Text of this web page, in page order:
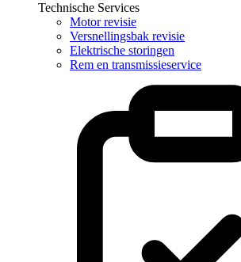
Technische Services
Motor revisie
Versnellingsbak revisie
Elektrische storingen
Rem en transmissieservice